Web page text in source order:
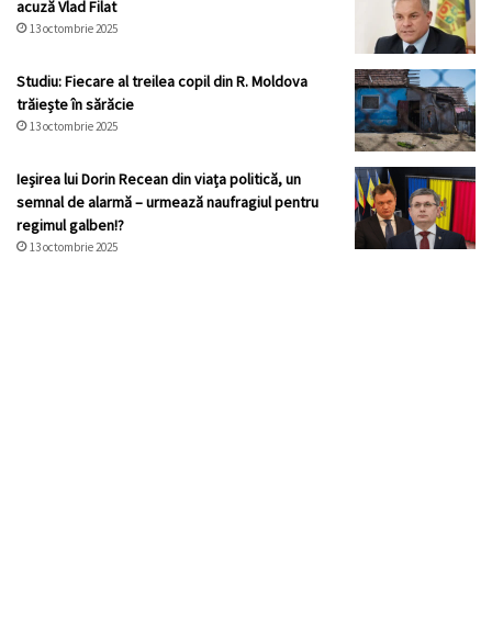
acuză Vlad Filat
13 octombrie 2025
Studiu: Fiecare al treilea copil din R. Moldova
trăiește în sărăcie
13 octombrie 2025
Ieșirea lui Dorin Recean din viața politică, un
semnal de alarmă – urmează naufragiul pentru
regimul galben!?
13 octombrie 2025